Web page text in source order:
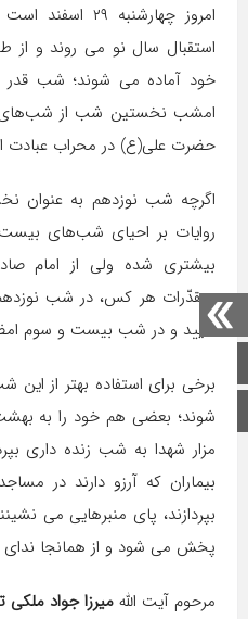
اینستاگرام
امروز
استقبال سال نو می روند و از
خود آماده می شوند؛ شب
امشب نخستین شب از شب‌های
حضرت علی(ع) در محراب
اگرچه شب نوزدهم به عنوان
روایات بر احیای شب‌های
بیشتری شده ولی از امام
«مقدّرات هر کس، در شب
تایید و در شب بیست و سوم
برخی برای استفاده بهتر از
شوند؛ بعضی هم خود را به
مزار شهدا به شب زنده داری
بیماران که آرزو دارند در
بپردازند، پای منبرهایی می
پخش می شود و از همانجا ندای
مرحوم آیت الله میرزا جواد ملکی